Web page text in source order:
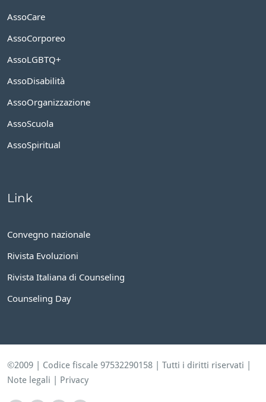
AssoCare
AssoCorporeo
AssoLGBTQ+
AssoDisabilità
AssoOrganizzazione
AssoScuola
AssoSpiritual
Link
Convegno nazionale
Rivista Evoluzioni
Rivista Italiana di Counseling
Counseling Day
©2009 | Codice fiscale 97532290158 | Tutti i diritti riservati |
Note legali
Privacy